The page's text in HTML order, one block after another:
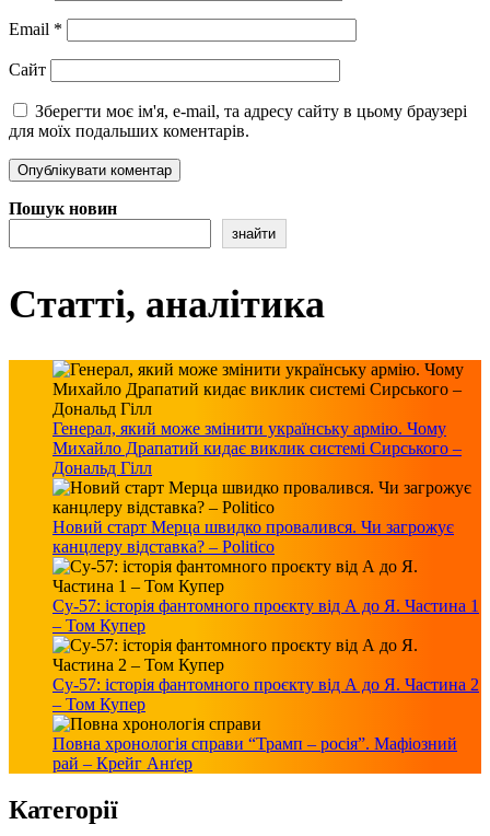
Email *
Сайт
Зберегти моє ім'я, e-mail, та адресу сайту в цьому браузері
для моїх подальших коментарів.
Пошук новин
знайти
Статті, аналітика
Генерал, який може змінити українську армію. Чому
Михайло Драпатий кидає виклик системі Сирського –
Дональд Гілл
Новий старт Мерца швидко провалився. Чи загрожує
канцлеру відставка? – Politico
Су-57: історія фантомного проєкту від А до Я. Частина 1
– Том Купер
Су-57: історія фантомного проєкту від А до Я. Частина 2
– Том Купер
Повна хронологія справи “Трамп – росія”. Мафіозний
рай – Крейг Анґер
Категорії